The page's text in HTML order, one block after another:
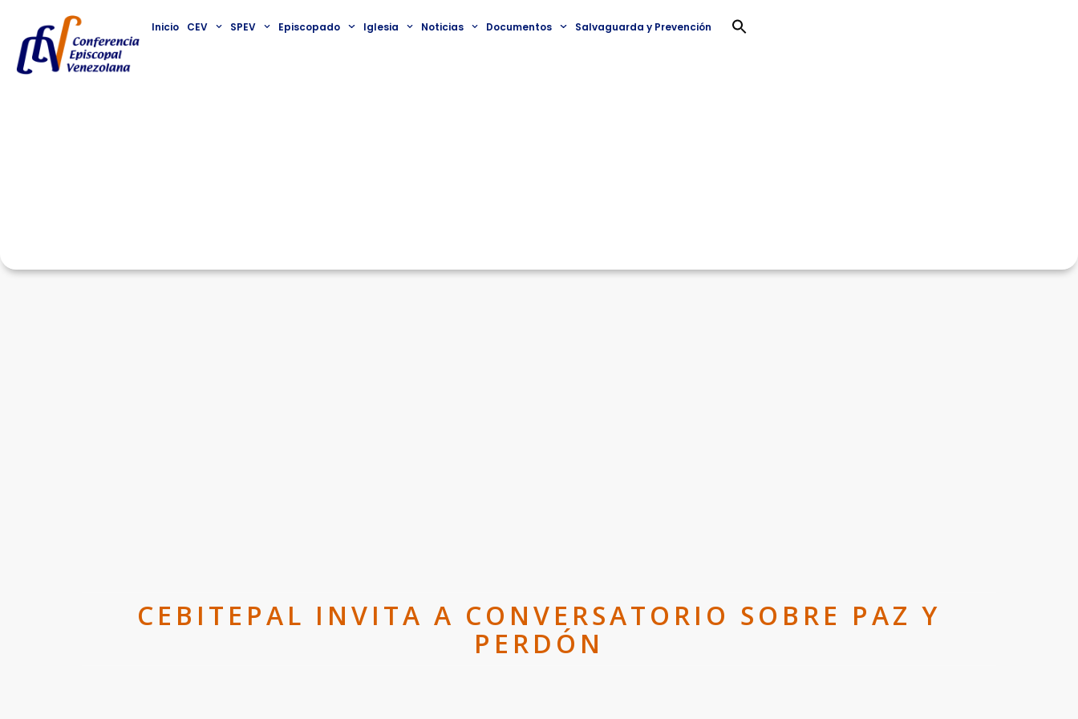
Inicio CEV SPEV Episcopado Iglesia Noticias Documentos Salvaguarda y Prevención
CEBITEPAL INVITA A CONVERSATORIO SOBRE PAZ Y
PERDÓN